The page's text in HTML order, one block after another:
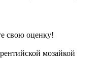
свою оценку!
мозайкой